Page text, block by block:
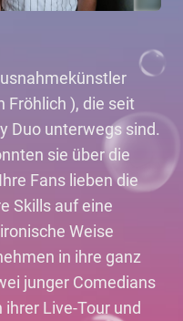
Fröhlich ), die seit
Duo unterwegs sind.
sie über die
Fans lieben die
Skills auf eine
Weise
in ihre ganz
junger Comedians
Live-Tour und